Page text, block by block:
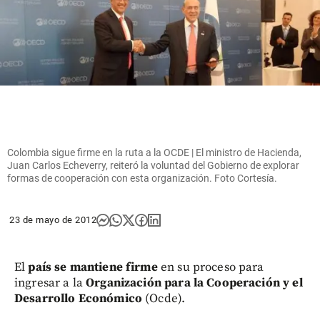
Colombia sigue firme en la ruta a la OCDE | El ministro de Hacienda,
Juan Carlos Echeverry, reiteró la voluntad del Gobierno de explorar
formas de cooperación con esta organización. Foto Cortesía.
23 de mayo de 2012
Elpaís se mantiene firmeen su proceso para
ingresar a laOrganización para la Cooperación y el
Desarrollo Económico (Ocde).